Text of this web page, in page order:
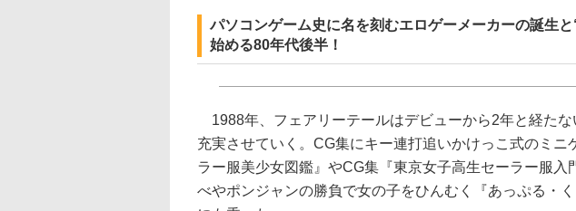
パソコンゲーム史に名を刻むエロゲーメーカーの誕生
始める80年代後半！
1988年、フェアリーテールはデビューから2年と経たな
充実させていく。CG集にキー連打追いかけっこ式のミニ
ラー服美少女図鑑』やCG集『東京女子高生セーラー服入
べやポンジャンの勝負で女の子をひんむく『あっぷる・